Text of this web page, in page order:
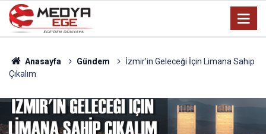
Anasayfa Gündem
İzmir'in Geleceği İçin Limana Sahip
Çıkalım